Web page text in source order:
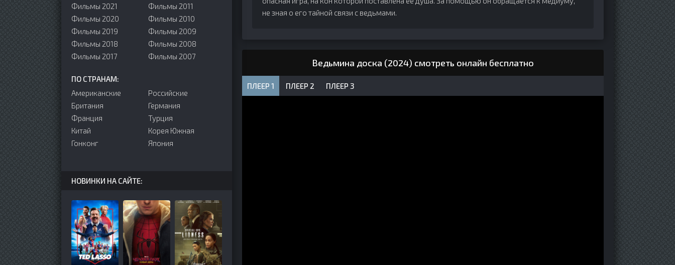
не зная о его тайной связи с ведьмами.
Ведьмина доска (2024) смотреть онлайн бесплатно
ПЛЕЕР 1 ПЛЕЕР 2 ПЛЕЕР 3
Фильмы 2021
Фильмы 2020
Фильмы 2019
Фильмы 2018
Фильмы 2017
Фильмы 2011
Фильмы 2010
Фильмы 2009
Фильмы 2008
Фильмы 2007
ПО СТРАНАМ:
Американские
Британия
Франция
Китай
Гонконг
Российские
Германия
Турция
Корея Южная
Япония
НОВИНКИ НА САЙТЕ: